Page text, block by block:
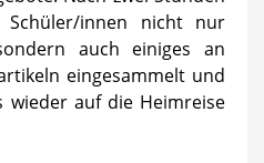
Schüler/innen nicht nur
auch einiges an
eingesammelt und
wieder auf die Heimreise